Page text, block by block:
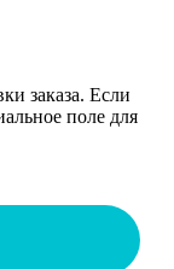
заказа. Если
поле для